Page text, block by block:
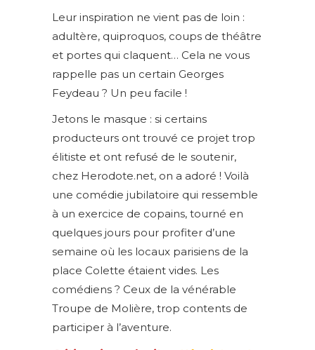
Leur inspiration ne vient pas de loin :
adultère, quiproquos, coups de théâtre
et portes qui claquent… Cela ne vous
rappelle pas un certain Georges
Feydeau ? Un peu facile !
Jetons le masque : si certains
producteurs ont trouvé ce projet trop
élitiste et ont refusé de le soutenir,
chez Herodote.net, on a adoré ! Voilà
une comédie jubilatoire qui ressemble
à un exercice de copains, tourné en
quelques jours pour profiter d’une
semaine où les locaux parisiens de la
place Colette étaient vides. Les
comédiens ? Ceux de la vénérable
Troupe de Molière, trop contents de
participer à l’aventure.